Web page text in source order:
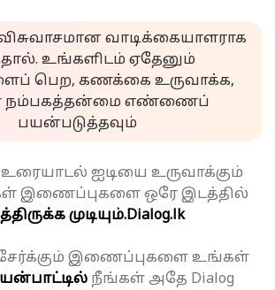
வாடிக்கையாளராக
உங்களிடம் ஏதேனும்
பெற, கணக்கை உருவாக்க,
நம்பகத்தன்மை எண்ணைப்
பயன்படுத்தவும்
ஐடியை உருவாக்கும்
இணைப்புகளை ஒரே இடத்தில்
முடியும்.Dialog.lk
இணைப்புகளை உங்கள்
நீங்கள் அதே Dialog